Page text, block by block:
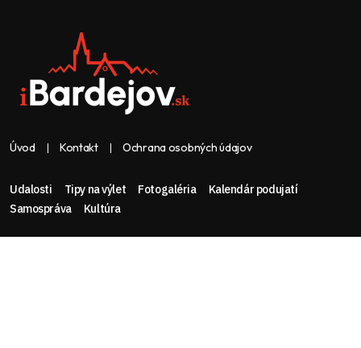
Úvod Kontakt Ochrana osobných údajov
Udalosti Tipy na výlet Fotogaléria
Kalendár podujatí
Samospráva
Kultúra